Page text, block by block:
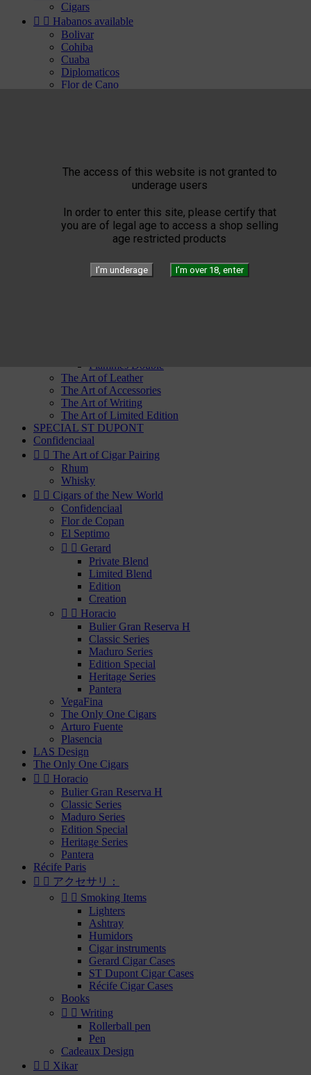
The access of this website is not granted to
underage users
In order to enter this site, please certify that
you are of legal age to access a shop selling
age restricted products
I’m underage I’m over 18, enter
Cigars
  Habanos available
Bolivar
Cohiba
Cuaba
Diplomaticos
Flor de Cano
Punch
Rafael Gonzalez
Ramon Allones
Rey del Mundo
Romeo Y Julieta
Trinidad
Flammes Double
The Art of Leather
The Art of Accessories
The Art of Writing
The Art of Limited Edition
SPECIAL ST DUPONT
Confidenciaal
  The Art of Cigar Pairing
Rhum
Whisky
  Cigars of the New World
Confidenciaal
Flor de Copan
El Septimo
  Gerard
Private Blend
Limited Blend
Edition
Creation
  Horacio
Bulier Gran Reserva H
Classic Series
Maduro Series
Edition Special
Heritage Series
Pantera
VegaFina
The Only One Cigars
Arturo Fuente
Plasencia
LAS Design
The Only One Cigars
  Horacio
Bulier Gran Reserva H
Classic Series
Maduro Series
Edition Special
Heritage Series
Pantera
Récife Paris
  アクセサリ：
  Smoking Items
Lighters
Ashtray
Humidors
Cigar instruments
Gerard Cigar Cases
ST Dupont Cigar Cases
Récife Cigar Cases
Books
  Writing
Rollerball pen
Pen
Cadeaux Design
  Xikar